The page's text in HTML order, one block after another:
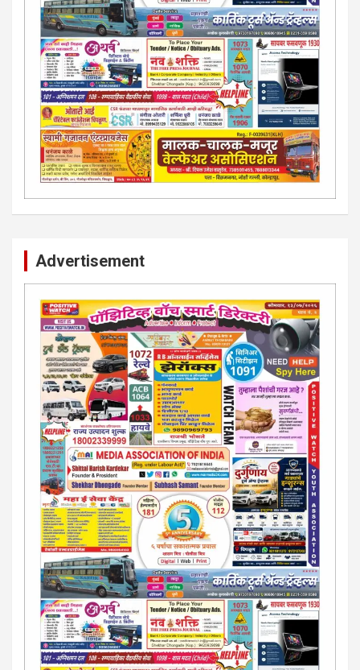
Advertisement